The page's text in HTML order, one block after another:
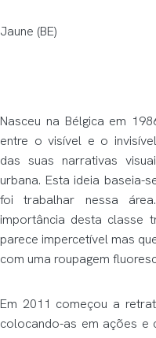
Jaune (BE)
Nasceu na Bélgica em
entre o visível e o
das suas narrativas
urbana. Esta ideia baseia-
foi trabalhar nessa
importância desta classe
parece impercetível mas
com uma roupagem
Em 2011 começou a
colocando-as em ações e